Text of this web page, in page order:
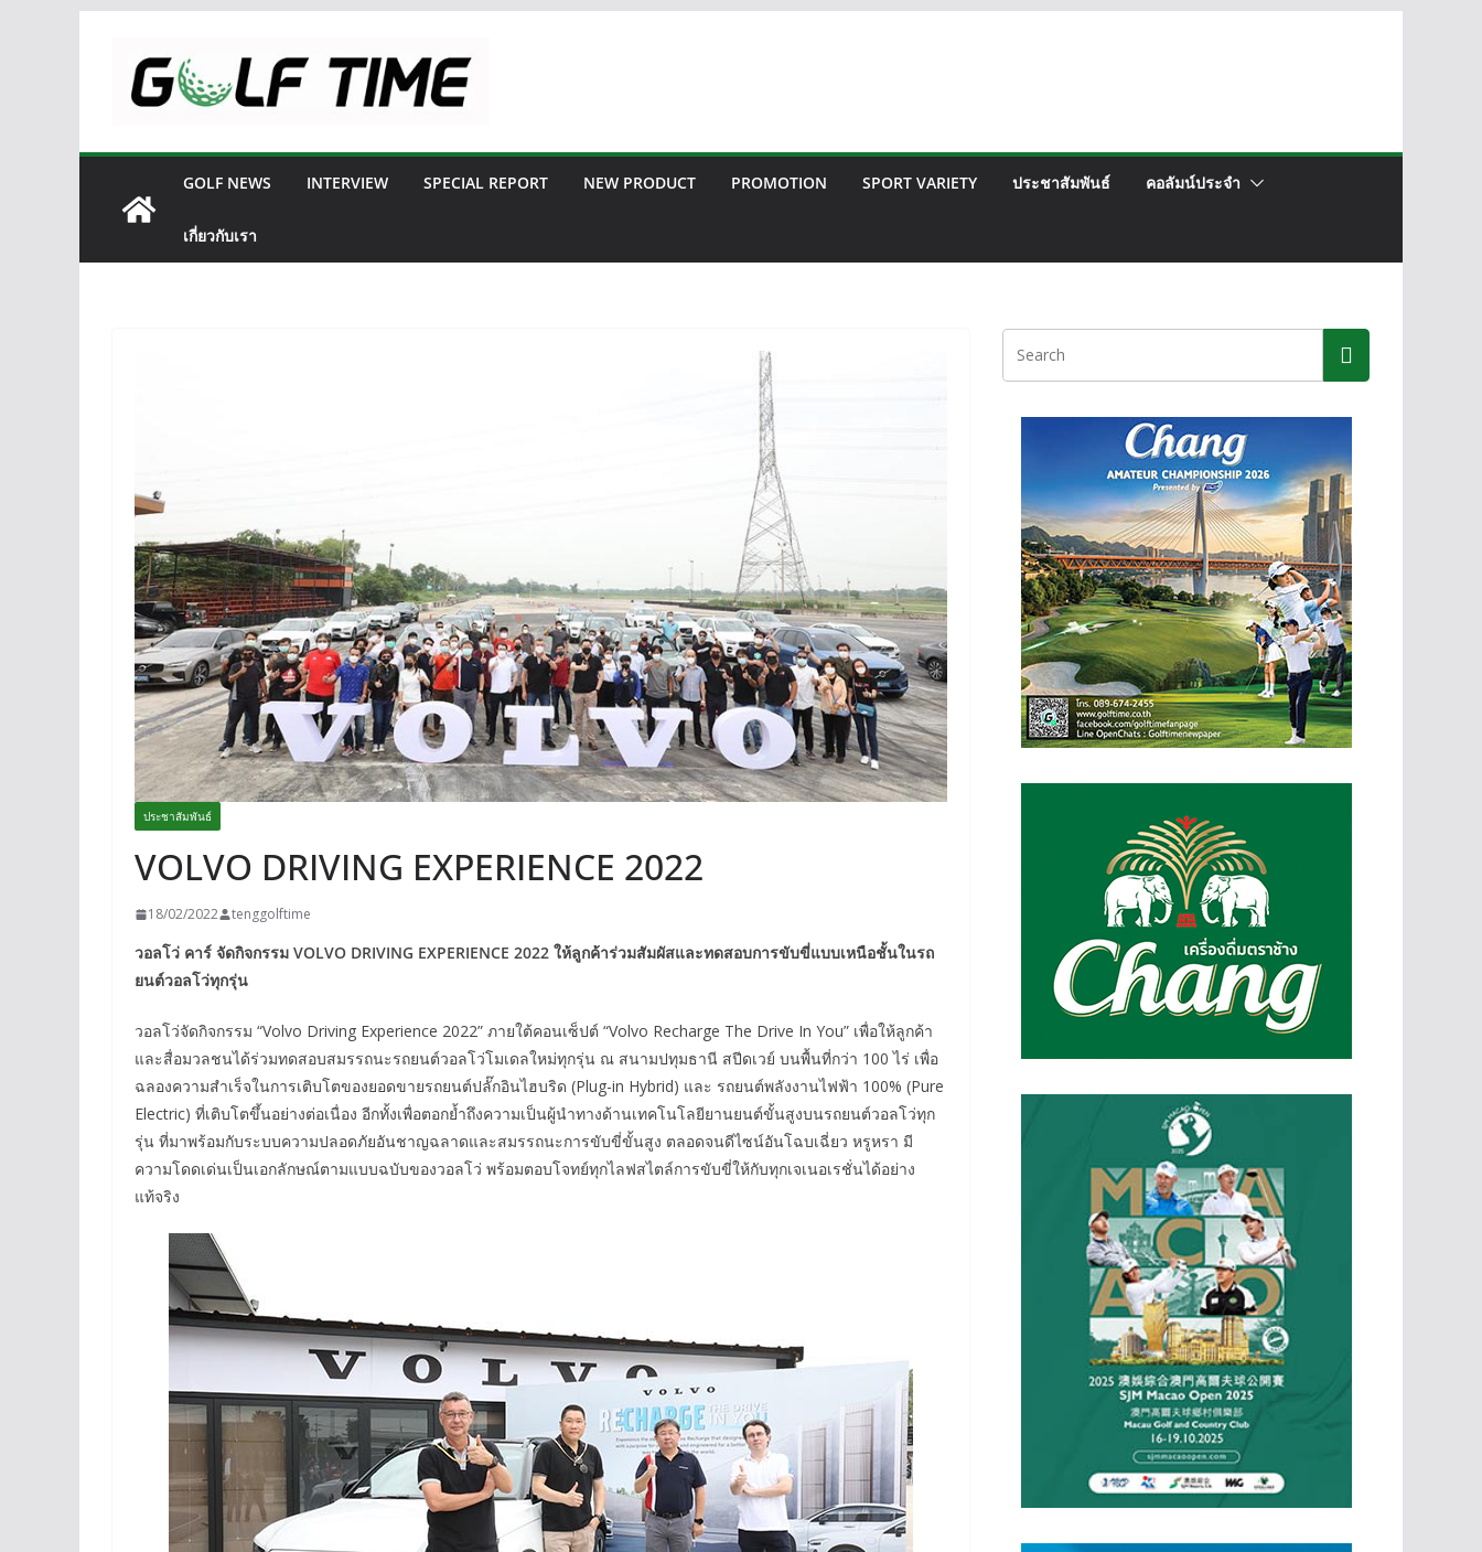
content
GOLF NEWS INTERVIEW SPECIAL REPORT NEW PRODUCT PROMOTION SPORT VARIETY ประชาสัมพันธ์ คอลัมน์ประจำ
เกี่ยวกับเรา
ประชาสัมพันธ์
VOLVO DRIVING EXPERIENCE 2022
18/02/2022 tenggolftime
วอลโว่ คาร์ จัดกิจกรรม VOLVO DRIVING EXPERIENCE 2022 ให้ลูกค้าร่วมสัมผัสและทดสอบการขับขี่แบบเหนือชั้นในรถ
ยนต์วอลโว่ทุกรุ่น
วอลโว่จัดกิจกรรม “Volvo Driving Experience 2022” ภายใต้คอนเซ็ปต์ “Volvo Recharge The Drive In You” เพื่อให้ลูกค้า
และสื่อมวลชนได้ร่วมทดสอบสมรรถนะรถยนต์วอลโว่โมเดลใหม่ทุกรุ่น ณ สนามปทุมธานี สปีดเวย์ บนพื้นที่กว่า 100 ไร่ เพื่อ
ฉลองความสำเร็จในการเติบโตของยอดขายรถยนต์ปลั๊กอินไฮบริด (Plug-in Hybrid) และ รถยนต์พลังงานไฟฟ้า 100% (Pure
Electric) ที่เติบโตขึ้นอย่างต่อเนื่อง อีกทั้งเพื่อตอกย้ำถึงความเป็นผู้นำทางด้านเทคโนโลยียานยนต์ขั้นสูงบนรถยนต์วอลโว่ทุก
รุ่น ที่มาพร้อมกับระบบความปลอดภัยอันชาญฉลาดและสมรรถนะการขับขี่ขั้นสูง ตลอดจนดีไซน์อันโฉบเฉี่ยว หรูหรา มี
ความโดดเด่นเป็นเอกลักษณ์ตามแบบฉบับของวอลโว่ พร้อมตอบโจทย์ทุกไลฟสไตล์การขับขี่ให้กับทุกเจเนอเรชั่นได้อย่าง
แท้จริง